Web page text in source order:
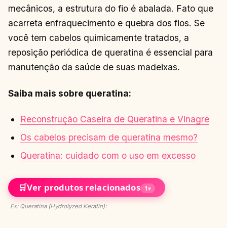
mecânicos, a estrutura do fio é abalada. Fato que
acarreta enfraquecimento e quebra dos fios. Se
você tem cabelos quimicamente tratados, a
reposição periódica de queratina é essencial para
manutenção da saúde de suas madeixas.
Saiba mais sobre queratina:
Reconstrução Caseira de Queratina e Vinagre
Os cabelos precisam de queratina mesmo?
Queratina: cuidado com o uso em excesso
🛒Ver produtos relacionados 1▾
Ex: Queratina (Hydrolyzed Keratin):